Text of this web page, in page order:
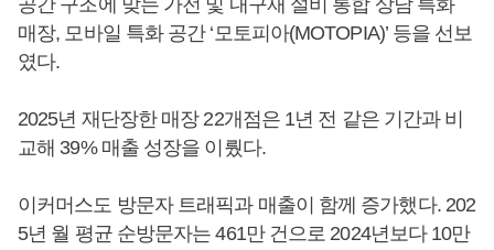
공간 구조에 맞는 가전 및 내구재 설비 통합 상담 특화
매장, 모바일 특화 공간 ‘모토피아(MOTOPIA)’ 등을 선보
였다.
2025년 재단장한 매장 22개점은 1년 전 같은 기간과 비
교해 39% 매출 성장을 이뤘다.
이커머스도 방문자 트래픽과 매출이 함께 증가했다. 202
5년 월 평균 순방문자는 461만 건으로 2024년보다 10만